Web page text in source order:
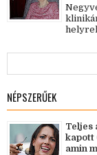
NÉPSZERŰEK
Teljes
kapott
amin